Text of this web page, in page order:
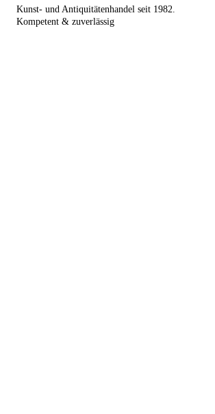
Kunst- und Antiquitätenhandel seit 1982.
Kompetent & zuverlässig